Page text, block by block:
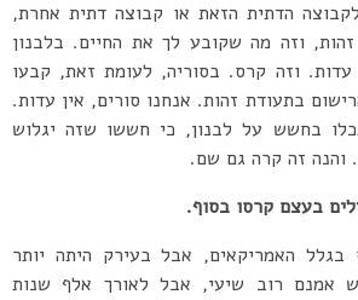
הדתית הזאת או קבוצה דתית אחרת,
וזה מה שקובע לך את החיים. בלבנון
וזה קרס. בסוריה, לעומת זאת, קבעו
בתעודת זהות. אנחנו סורים, אין עדות.
בחשש על לבנון, כי חששו שזה יגלוש
והנה זה קרה גם שם.
בעצם קרסו בסוף.
בגלל האמריקאים, אבל בעירק היתה יותר
אמנם רוב שיעי, אבל לאורך אלף שנות